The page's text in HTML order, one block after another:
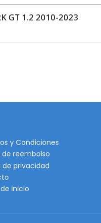
GT 1.2 2010-2023
y Condiciones
de reembolso
de privacidad
inicio